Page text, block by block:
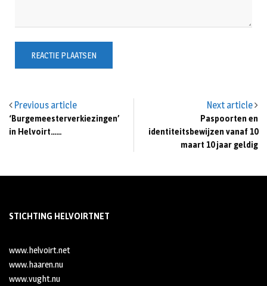
Previous article
‘Burgemeesterverkiezingen’
in Helvoirt……
Next article
Paspoorten en
identiteitsbewijzen vanaf 10
maart 10 jaar geldig
STICHTING HELVOIRTNET
www.helvoirt.net
www.haaren.nu
www.vught.nu